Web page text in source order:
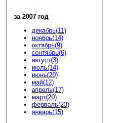
за 2007 год
декабрь(11)
ноябрь(14)
октябрь(9)
сентябрь(6)
август(3)
июль(14)
июнь(20)
май(12)
апрель(17)
март(20)
ферваль(23)
январь(15)